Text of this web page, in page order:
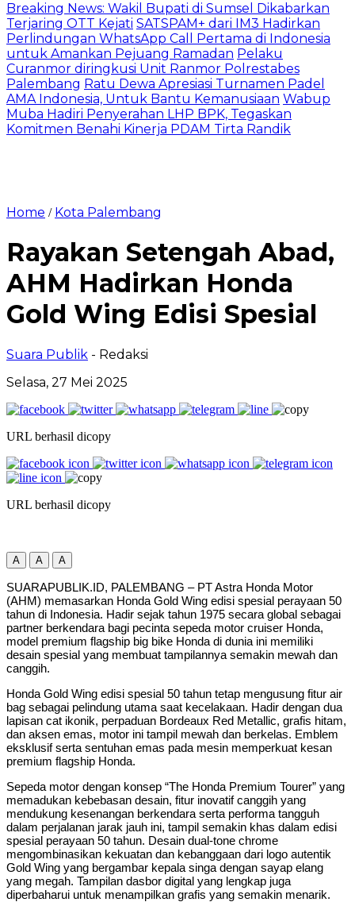
Breaking News: Wakil Bupati di Sumsel Dikabarkan
Terjaring OTT Kejati SATSPAM+ dari IM3 Hadirkan
Perlindungan WhatsApp Call Pertama di Indonesia
untuk Amankan Pejuang Ramadan Pelaku
Curanmor diringkusi Unit Ranmor Polrestabes
Palembang Ratu Dewa Apresiasi Turnamen Padel
AMA Indonesia, Untuk Bantu Kemanusiaan Wabup
Muba Hadiri Penyerahan LHP BPK, Tegaskan
Komitmen Benahi Kinerja PDAM Tirta Randik
Home / Kota Palembang
Rayakan Setengah Abad,
AHM Hadirkan Honda
Gold Wing Edisi Spesial
Suara Publik - Redaksi
Selasa, 27 Mei 2025
URL berhasil dicopy
URL berhasil dicopy
A A A
SUARAPUBLIK.ID, PALEMBANG – PT Astra Honda Motor
(AHM) memasarkan Honda Gold Wing edisi spesial perayaan 50
tahun di Indonesia. Hadir sejak tahun 1975 secara global sebagai
partner berkendara bagi pecinta sepeda motor cruiser Honda,
model premium flagship big bike Honda di dunia ini memiliki
desain spesial yang membuat tampilannya semakin mewah dan
canggih.
Honda Gold Wing edisi spesial 50 tahun tetap mengusung fitur air
bag sebagai pelindung utama saat kecelakaan. Hadir dengan dua
lapisan cat ikonik, perpaduan Bordeaux Red Metallic, grafis hitam,
dan aksen emas, motor ini tampil mewah dan berkelas. Emblem
eksklusif serta sentuhan emas pada mesin memperkuat kesan
premium flagship Honda.
Sepeda motor dengan konsep “The Honda Premium Tourer” yang
memadukan kebebasan desain, fitur inovatif canggih yang
mendukung kesenangan berkendara serta performa tangguh
dalam perjalanan jarak jauh ini, tampil semakin khas dalam edisi
spesial perayaan 50 tahun. Desain dual-tone chrome
mengombinasikan kekuatan dan kebanggaan dari logo autentik
Gold Wing yang bergambar kepala singa dengan sayap elang
yang megah. Tampilan dasbor digital yang lengkap juga
diperbaharui untuk menampilkan grafis yang semakin menarik.